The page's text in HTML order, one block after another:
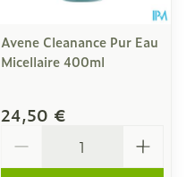
Avene Cleanance Pur Eau
Micellaire 400ml
24,50 €